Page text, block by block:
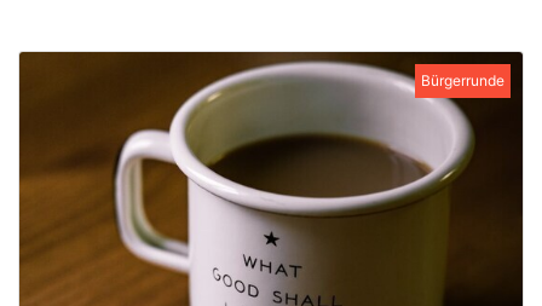
Bürgerrunde